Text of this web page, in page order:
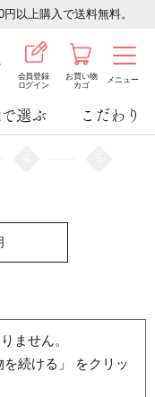
以上購入で送料無料。
会員登録
ログイン
お買い物
カゴ
メニュー
選ぶ こだわり
ません。
続ける」 をクリッ